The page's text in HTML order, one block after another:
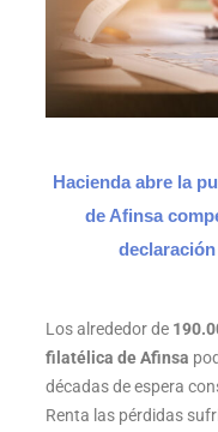
Hacienda abre la
de Afinsa
Los alrededor de
filatélica de Afinsa
décadas de espera
Renta las pérdidas